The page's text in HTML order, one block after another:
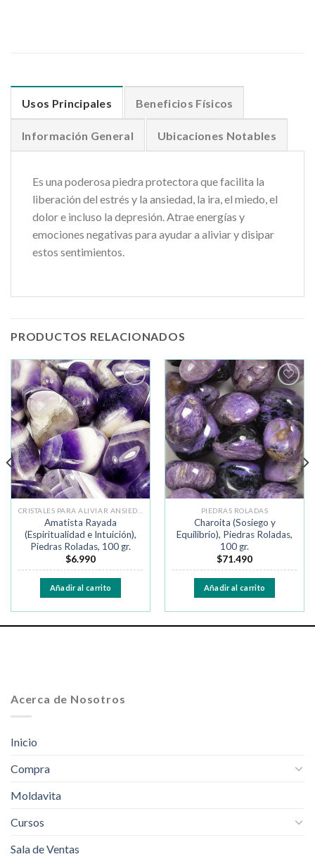
Usos Principales Beneficios Físicos
Información General Ubicaciones Notables
Es una poderosa piedra protectora que facilita la
liberación del estrés y la ansiedad, la ira, el miedo, el
dolor e incluso la depresión. Atrae energías y
emociones negativas para ayudar a aliviar y disipar
estos sentimientos.
PRODUCTOS RELACIONADOS
Añadir
a la
lista de
deseos
Amatista Rayada
(Espiritualidad e Intuición),
Piedras Roladas, 100 gr.
$6.990
Añadir al carrito
Añadir
a la
lista de
deseos
PIEDRAS ROLADAS
Charoita (Sosiego y
Equilibrio), Piedras Roladas,
100 gr.
$71.490
Añadir al carrito
Acerca de Nosotros
Inicio
Compra
Moldavita
Cursos
Sala de Ventas